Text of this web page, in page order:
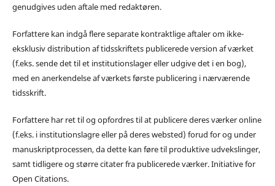
genudgives uden aftale med redaktøren.
Forfattere kan indgå flere separate kontraktlige aftaler om ikke-
eksklusiv distribution af tidsskriftets publicerede version af værket
(f.eks. sende det til et institutionslager eller udgive det i en bog),
med en anerkendelse af værkets første publicering i nærværende
tidsskrift.
Forfattere har ret til og opfordres til at publicere deres værker online
(f.eks. i institutionslagre eller på deres websted) forud for og under
manuskriptprocessen, da dette kan føre til produktive udvekslinger,
samt tidligere og større citater fra publicerede værker. Initiative for
Open Citations.